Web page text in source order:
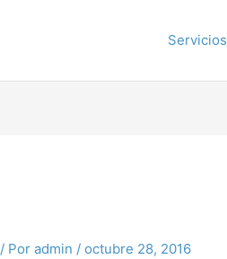
Servicios
/ Poradmin /octubre 28, 2016